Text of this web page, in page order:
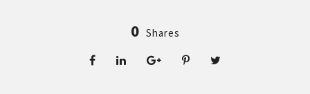
0 Shares